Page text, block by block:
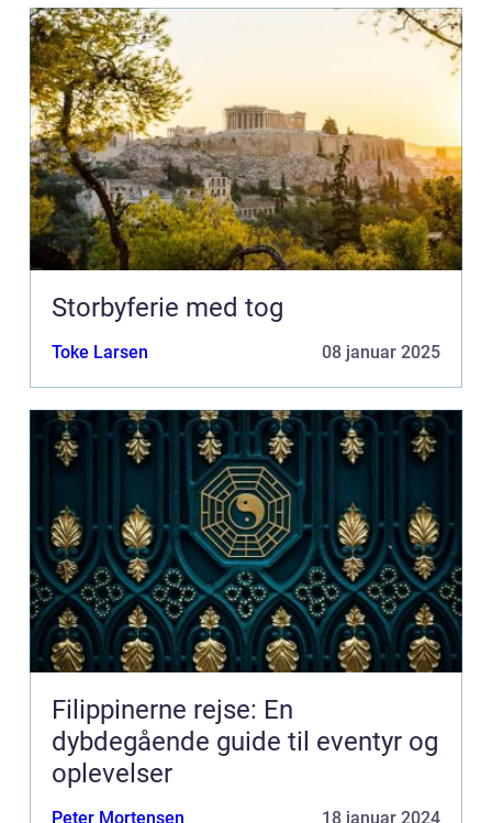
Storbyferie med tog
Toke Larsen 08 januar 2025
Filippinerne rejse: En
dybdegående guide til eventyr og
oplevelser
Peter Mortensen 18 januar 2024